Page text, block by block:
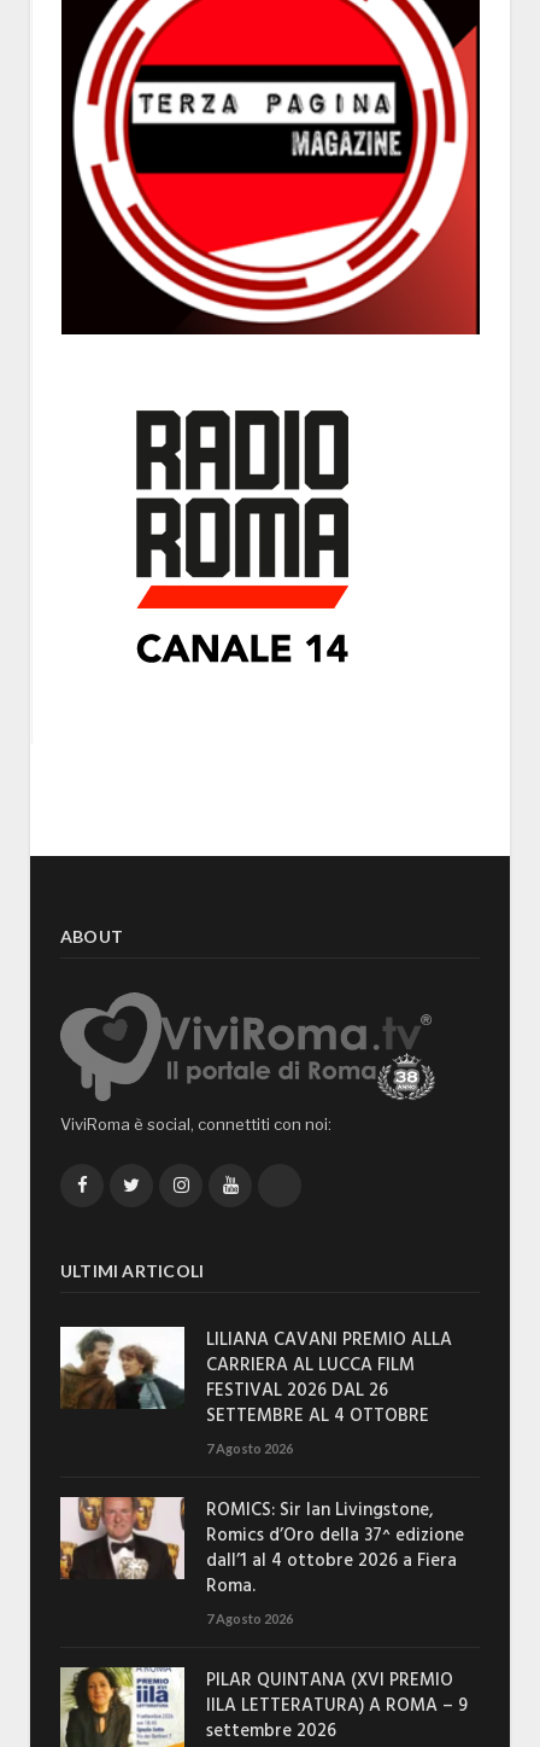
ABOUT
ViviRoma è social, connettiti con noi:
FacebookTwitterInstagramYouTube
ULTIMI ARTICOLI
LILIANA CAVANI PREMIO ALLA
CARRIERA AL LUCCA FILM
FESTIVAL 2026 DAL 26
SETTEMBRE AL 4 OTTOBRE
7 Agosto 2026
ROMICS: Sir Ian Livingstone,
Romics d’Oro della 37^ edizione
dall’1 al 4 ottobre 2026 a Fiera
Roma.
7 Agosto 2026
PILAR QUINTANA (XVI PREMIO
IILA LETTERATURA) A ROMA – 9
settembre 2026